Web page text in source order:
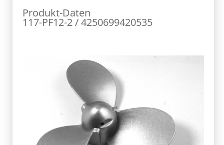
Produkt-Daten
117-PF12-2 / 4250699420535